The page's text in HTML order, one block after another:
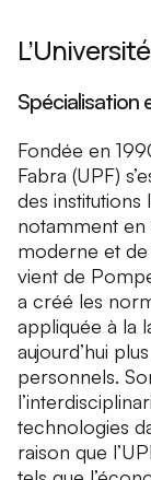
Spécialisation
Fondée en
Fabra (UPF)
des institutions
notamment
moderne et
vient de
a créé les
appliquée à la
aujourd’hui
personnels.
technologies
raison que